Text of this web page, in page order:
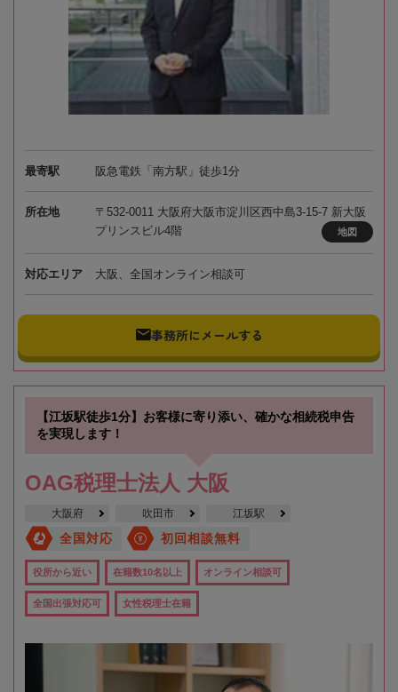
最寄駅 阪急電鉄「南方駅」徒歩1分
所在地
〒532-0011 大阪府大阪市淀川区西中島3-15-7 新大阪
プリンスビル4階
地図
対応エリア 大阪、全国オンライン相談可
事務所にメールする
【江坂駅徒歩1分】お客様に寄り添い、確かな相続税申告
を実現します！
OAG税理士法人 大阪
大阪府 吹田市 江坂駅
全国対応 初回相談無料
役所から近い 在籍数10名以上 オンライン相談可
全国出張対応可 女性税理士在籍